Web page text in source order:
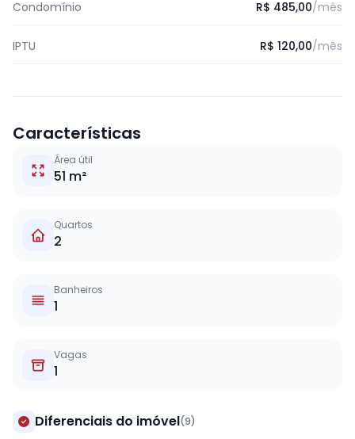
Condomínio R$ 485,00/mês
IPTU R$ 120,00/mês
Características
Área útil
51 m²
Quartos
2
Banheiros
1
Vagas
1
Diferenciais do imóvel(9)